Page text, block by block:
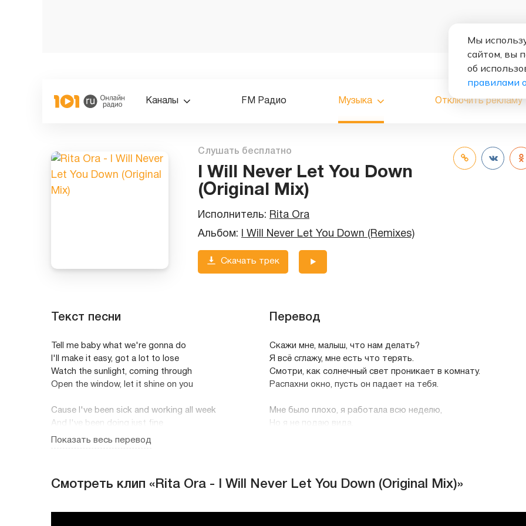
Каналы FM Радио Музыка Отключить рекламу
Слушать бесплатно
I Will Never Let You Down
(Original Mix)
Исполнитель: Rita Ora
Альбом:
I Will Never Let You Down (Remixes)
Скачать трек
Текст песни
Tell me baby what we're gonna do
I'll make it easy, got a lot to lose
Watch the sunlight, coming through
Open the window, let it shine on you
Cause I've been sick and working all week
And I've been doing just fine
You've been tired of watching me
I know exactly how you feel
When you say you've had enough
Перевод
Скажи мне, малыш, что нам делать?
Я всё сглажу, мне есть что терять.
Смотри, как солнечный свет проникает в комнату.
Распахни окно, пусть он падает на тебя.
Мне было плохо, я работала всю неделю,
Но я не подаю вида.
Я прекрасно понимаю твои чувства.
Когда ты говоришь, что с тебя хватит,
Показать весь перевод
Смотреть клип «Rita Ora - I Will Never Let You Down (Original Mix)»
Мы
сайтом, вы
об
правилами